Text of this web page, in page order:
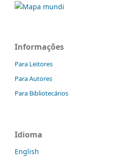
Informações
Para Leitores
Para Autores
Para Bibliotecários
Idioma
English